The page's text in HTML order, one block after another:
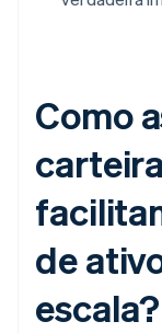
Como
de
escala?